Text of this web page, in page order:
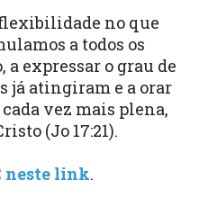
no que
a todos os
a expressar o grau de
já atingiram e a orar
vez mais plena,
(Jo 17:21).
neste link.